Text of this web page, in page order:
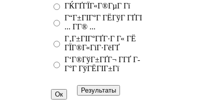
ГЌГҐГЇГ«Г®ГµГ Гї
Г“Г±ГІГ°Г ГЁГўГ ГҐГІ
... Г­Г® ...
Г‚Г±ГІГ°ГҐГ·Г Г« ГЁ
ГЇГ®Г«ГіГ·ГёГҐ
Г‘Г®ГўГ±ГҐГ¬ Г­ГҐ Г­
Г°Г ГўГЁГІГ±Гї